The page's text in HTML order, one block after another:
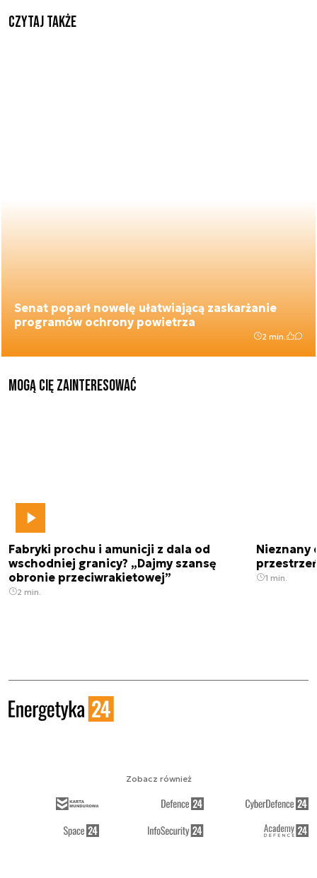
Czytaj także
Senat poparł nowelę ułatwiającą zaskarżanie
programów ochrony powietrza
2 min.
Mogą Cię zainteresować
Fabryki prochu i amunicji z dala od
wschodniej granicy? „Dajmy szansę
obronie przeciwrakietowej”
2 min.
Nieznany
1 min.
Zobacz również